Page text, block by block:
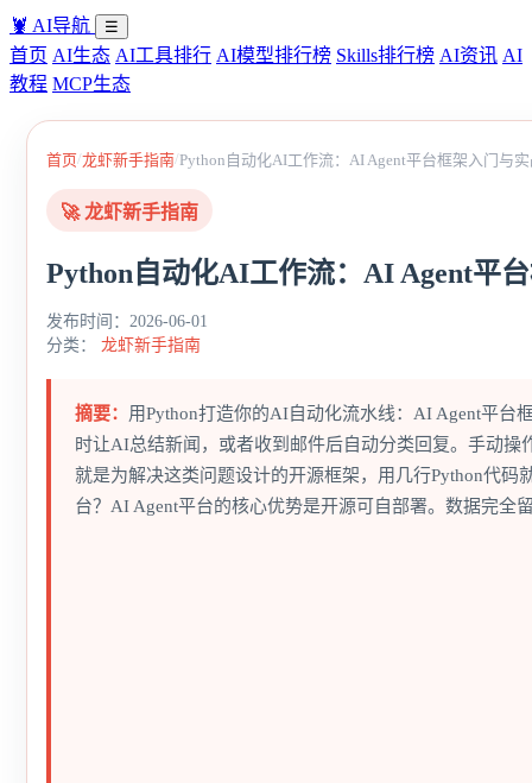
🦞 AI导航 ☰
首页 AI生态 AI工具排行 AI模型排行榜 Skills排行榜 AI资讯 AI
教程 MCP生态
首页/龙虾新手指南/Python自动化AI工作流：AI Agent平台框架入门与
🚀 龙虾新手指南
Python自动化AI工作流：AI Agent平
发布时间：2026-06-01
分类： 龙虾新手指南
摘要： 用Python打造你的AI自动化流水线：AI Agent平台
时让AI总结新闻，或者收到邮件后自动分类回复。手动
就是为解决这类问题设计的开源框架，用几行Python代
台？AI Agent平台的核心优势是开源可自部署。数据完全